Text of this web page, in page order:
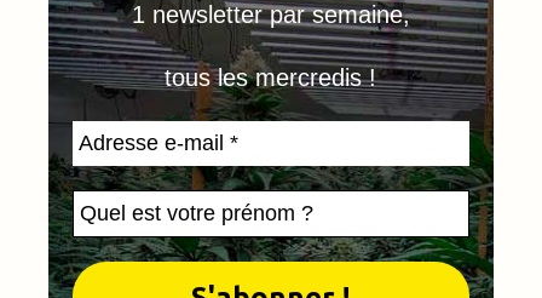
1 newsletter par semaine,
tous les mercredis !